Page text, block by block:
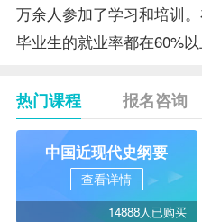
万余人参加了学习和培训
毕业生的就业率都在60%以
热门课程 报名咨询
中国近现代史纲要
查看详情
14888人已购买